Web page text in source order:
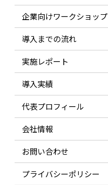
企業向けワークショップ
導入までの流れ
実施レポート
導入実績
代表プロフィール
会社情報
お問い合わせ
プライバシーポリシー